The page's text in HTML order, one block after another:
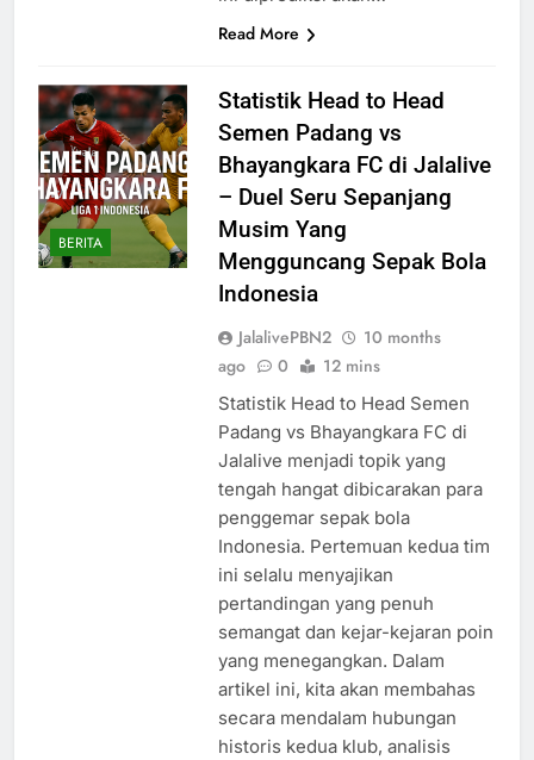
Read More
BERITA
Statistik Head to Head
Semen Padang vs
Bhayangkara FC di Jalalive
– Duel Seru Sepanjang
Musim Yang
Mengguncang Sepak Bola
Indonesia
JalalivePBN2
10 months
ago
0 12 mins
Statistik Head to Head Semen
Padang vs Bhayangkara FC di
Jalalive menjadi topik yang
tengah hangat dibicarakan para
penggemar sepak bola
Indonesia. Pertemuan kedua tim
ini selalu menyajikan
pertandingan yang penuh
semangat dan kejar-kejaran poin
yang menegangkan. Dalam
artikel ini, kita akan membahas
secara mendalam hubungan
historis kedua klub, analisis